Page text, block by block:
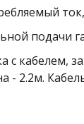
подачи
с кабелем,
- 2.2м.